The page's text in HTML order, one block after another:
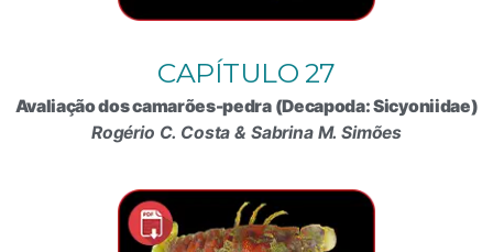
CAPÍTULO 27
Avaliação dos camarões-pedra (Decapoda: Sicyoniidae)
Rogério C. Costa & Sabrina M. Simões